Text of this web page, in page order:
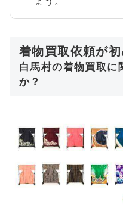
着物買取依頼が初
白馬村の着物買取に
か？